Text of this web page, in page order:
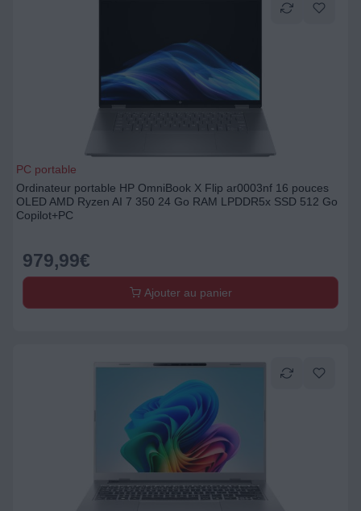
PC portable
Ordinateur portable HP OmniBook X Flip ar0003nf 16 pouces
OLED AMD Ryzen AI 7 350 24 Go RAM LPDDR5x SSD 512 Go
Copilot+PC
979,99€
Ajouter au panier